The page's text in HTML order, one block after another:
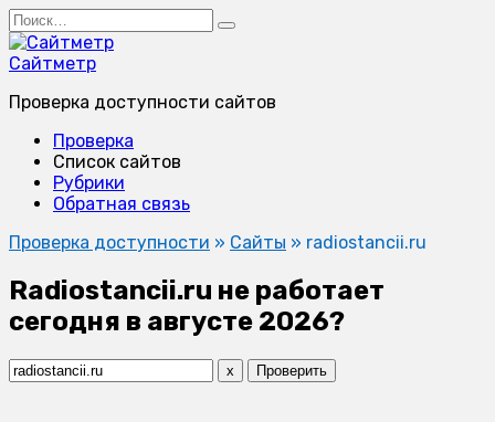
Перейти
к
содержанию
Search
for:
Сайтметр
Проверка доступности сайтов
Проверка
Список сайтов
Рубрики
Обратная связь
Проверка доступности » Сайты » radiostancii.ru
Radiostancii.ru не работает
сегодня в августе 2026?
x Проверить